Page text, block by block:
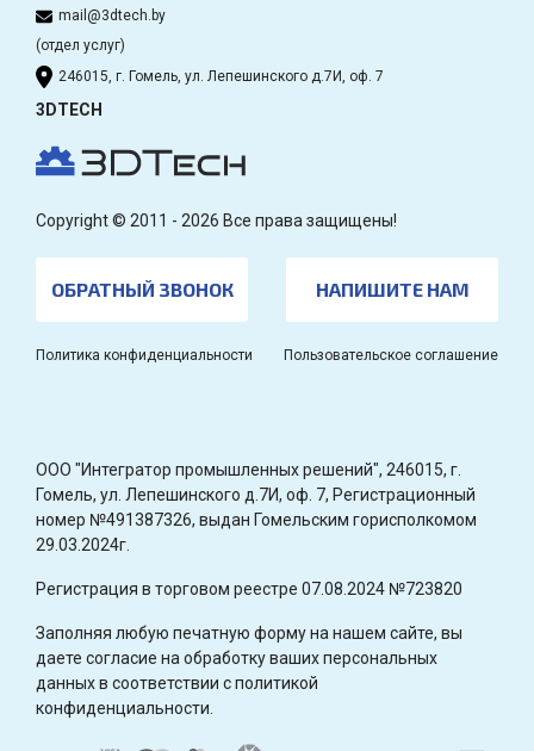
mail@3dtech.by
(отдел услуг)
246015, г. Гомель, ул. Лепешинского д.7И, оф. 7
3DTECH
Copyright © 2011 - 2026 Все права защищены!
ОБРАТНЫЙ ЗВОНОК НАПИШИТЕ НАМ
Политика конфиденциальности Пользовательское соглашение
OOO "Интегратор промышленных решений", 246015, г.
Гомель, ул. Лепешинского д.7И, оф. 7, Регистрационный
номер №491387326, выдан Гомельским горисполкомом
29.03.2024г.
Регистрация в торговом реестре 07.08.2024 №723820
Заполняя любую печатную форму на нашем сайте, вы
даете согласие на обработку ваших персональных
данных в соответствии с политикой
конфиденциальности.